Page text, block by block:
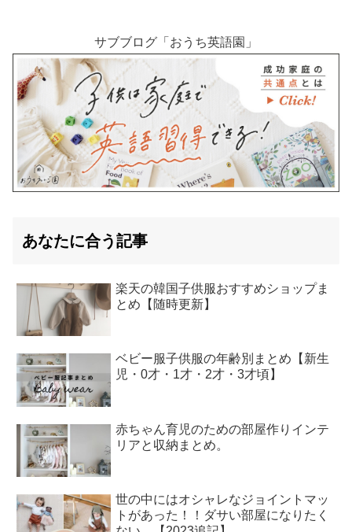
サブブログ「おうち英語園」
あなたに合う記事
楽天の韓国子供服おすすめショップま
とめ【随時更新】
ベビー服子供服の年齢別まとめ【新生
児・0才・1才・2才・3才頃】
赤ちゃん育児のための部屋作りインテ
リアと収納まとめ。
世の中にはオシャレなジョイントマッ
トがあった！！ダサい部屋になりたく